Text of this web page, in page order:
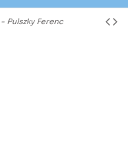
Pulszky Ferenc